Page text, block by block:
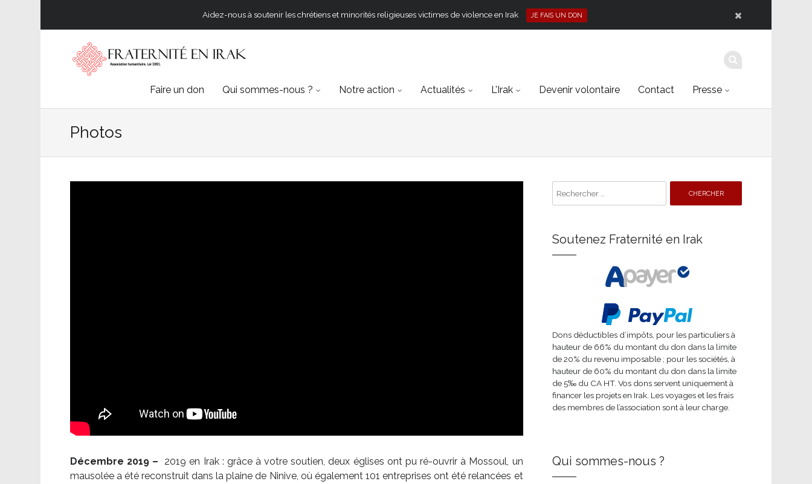
Aidez-nous à soutenir les chrétiens et minorités religieuses victimes de violence en Irak JE FAIS UN DON
Faire un don Qui sommes-nous ? Notre action Actualités L’Irak Devenir volontaire Contact Presse
Photos
Décembre 2019 – 2019 en Irak : grâce à votre soutien, deux églises ont pu ré-ouvrir à Mossoul, un
mausolée a été reconstruit dans la plaine de Ninive, où également 101 entreprises ont été relancées et
Soutenez Fraternité en Irak
Dons déductibles d’impôts, pour les particuliers à
hauteur de 66% du montant du don dans la limite
de 20% du revenu imposable ; pour les sociétés, à
hauteur de 60% du montant du don dans la limite
de 5‰ du CA HT. Vos dons servent uniquement à
financer les projets en Irak. Les voyages et les frais
des membres de l’association sont à leur charge.
Qui sommes-nous ?